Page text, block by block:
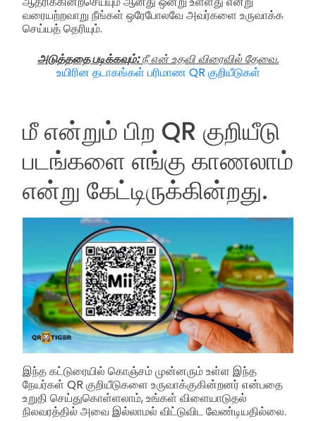
வரையற்றவாறு நீங்கள் ஒரேபோலவே அவர்களை உருவாக்க
செய்யத் தெரியும்.
அடுத்ததை படிக்கவும்:நீ என் உதவி விரைவில் தேவை.
உயிரின தடாகங்கள் பரிமாண QR குறியீடுகள்
மீ என்றும் பிற QR குறியீடு
படங்களை எங்கு காணலாம்
என்று கேட்டிருக்கின்றது.
இந்த கட்டுரையில் கொஞ்சம் முன்னரும் உள்ள இந்த
நேயர்கள் QR குறியீடுகளை உருவாக்குகின்றனர் என்பதை
உறுதி செய்துகொள்ளலாம், உங்கள் விளையாடுதல்
நிலவரத்தில் அவை இல்லாமல் விட்டுவிட வேண்டியதில்லை.